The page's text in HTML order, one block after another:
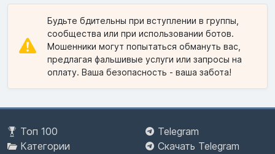
Будьте бдительны при вступлении в группы,
сообщества или при использовании ботов.
Мошенники могут попытаться обмануть вас,
предлагая фальшивые услуги или запросы на
оплату. Ваша безопасность - ваша забота!
Топ 100
Категории
Telegram
Скачать Telegram